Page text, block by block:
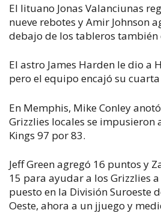
El lituano Jonas Valanciunas
nueve rebotes y Amir Johnson
debajo de los tableros también
El astro James Harden le dio a
pero el equipo encajó su
En Memphis, Mike Conley
Grizzlies locales se impusieron
Kings 97 por 83.
Jeff Green agregó 16 puntos y
15 para ayudar a los Grizzlies
puesto en la División Suroeste
Oeste, ahora a un jjuego y